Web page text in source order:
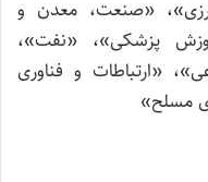
«صنعت، معدن و
پزشکی»، «نفت»،
«ارتباطات و فناوری
مسلح»